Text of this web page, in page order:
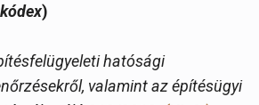
)
hatósági
valamint az építésügyi